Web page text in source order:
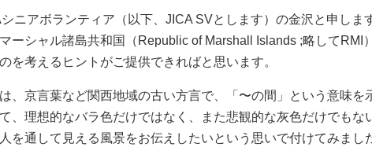
ニアボランティア（以下、JICA SVとします）の金沢と申しま
ーシャル諸島共和国（Republic of Marshall Islands ;略してRMI
を考えるヒントがご提供できればと思います。
、京言葉など関西地域の古い方言で、「〜の間」という意味を
、理想的なバラ色だけではなく、また悲観的な灰色だけでもな
を通して見える風景をお伝えしたいという思いで付けてみまし